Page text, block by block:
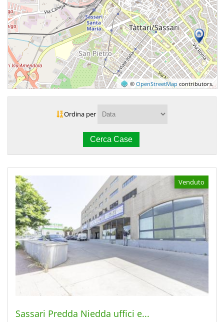
© OpenStreetMap contributors.
Ordina per
Venduto
Sassari Predda Niedda uffici e...